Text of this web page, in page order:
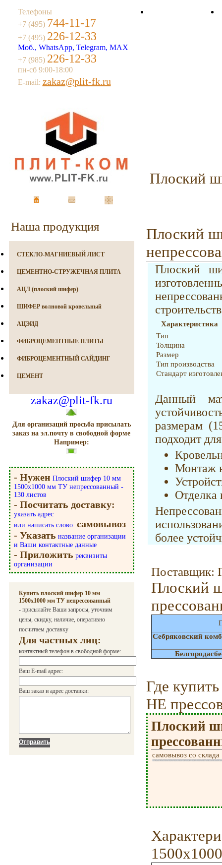
Телефоны
+7 (495) 744-11-17
+7 (495) 226-12-33
Моб., WhatsApp, Telegram, MAX
+7 (985) 226-12-33
пн-сб 9:00-18:00
E-mail: zakaz@plit-fk.ru
Плоский
Наша продукция
СТЕКЛО-МАГНИЕВЫЙ ЛИСТ
ЦЕМЕНТНО-СТРУЖЕЧНАЯ ПЛИТА
АЦЛ (плоский шифер)
ШИФЕР волновой кровельный
АЦЭИД
ФИБРОЦЕМЕНТНЫЕ ПЛИТЫ
ФИБРОЦЕМЕНТНЫЙ САЙДИНГ
ЦЕМЕНТ
zakaz@plit-fk.ru
Для организаций просьба присылать
заказ на эл.почту в свободной форме
Например:
- Нужен Плоский шифер 10 мм
1500х1000 мм ТУ непрессованный -
130 листов
- Посчитать доставку:
указать адрес
или написать слово: самовывоз
- Указать название организации
и Ваши контактные данные
- Приложить реквизиты
организации
Купить плоский шифер 10 мм
1500х1000 мм ТУ непрессованный
- присылайте Ваши запросы, уточним
цены, скидку, наличие, оперативно
посчитаем доставку
Для частных лиц:
контактный телефон в свободной форме:
Ваш E-mail адрес:
Ваш заказ и адрес доставки:
Плоский
Плоский
Характеристика
Тип
Толщина
Размер
Тип производства
Стандарт
Данный
размерам
подходит
Монтаж
Отделка
более
Поставщик:
Плоский
Себряковский
Где
НЕ
Плоский
самовывоз со склада